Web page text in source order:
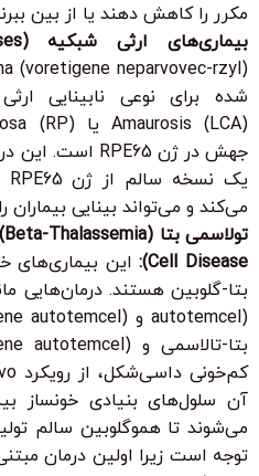
مکرر را کاهش دهند یا از بین
بیماری‌های ارثی شبکیه (Inherited Retinal Diseases):
می‌کند و می‌تواند بینایی بیماران
Cell Disease): این بیماری‌های
آن سلول‌های بنیادی خونساز